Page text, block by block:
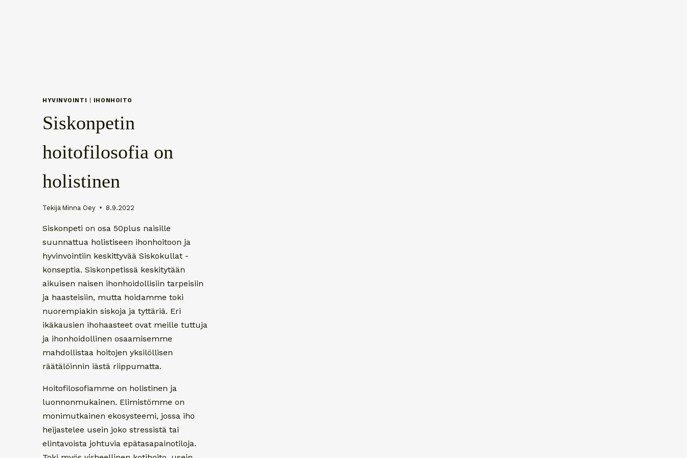
HYVINVOINTI IHONHOITO
Siskonpetin
hoitofilosofia on
holistinen
Tekijä Minna Oey 8.9.2022
Siskonpeti on osa 50plus naisille
suunnattua holistiseen ihonhoitoon ja
hyvinvointiin keskittyvää Siskokullat -
konseptia. Siskonpetissä keskitytään
aikuisen naisen ihonhoidollisiin tarpeisiin
ja haasteisiin, mutta hoidamme toki
nuorempiakin siskoja ja tyttäriä. Eri
ikäkausien ihohaasteet ovat meille tuttuja
ja ihonhoidollinen osaamisemme
mahdollistaa hoitojen yksilöllisen
räätälöinnin iästä riippumatta.
Hoitofilosofiamme on holistinen ja
luonnonmukainen. Elimistömme on
monimutkainen ekosysteemi, jossa iho
heijastelee usein joko stressistä tai
elintavoista johtuvia epätasapainotiloja.